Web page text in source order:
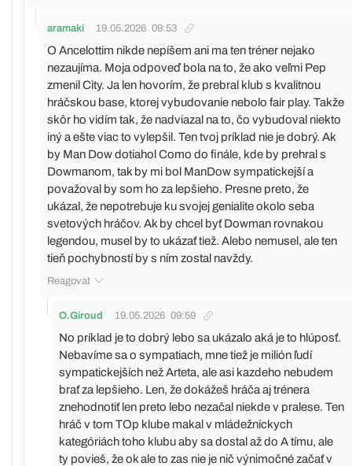
aramaki 19.05.2026 09:53
O Ancelottim nikde nepíšem ani ma ten tréner nejako
nezaujíma. Moja odpoveď bola na to, že ako veľmi Pep
zmenil City. Ja len hovorím, že prebral klub s kvalitnou
hráčskou base, ktorej vybudovanie nebolo fair play. Takže
skôr ho vidím tak, že nadviazal na to, čo vybudoval niekto
iný a ešte viac to vylepšil. Ten tvoj príklad nie je dobrý. Ak
by Man Dow dotiahol Como do finále, kde by prehral s
Dowmanom, tak by mi bol ManDow sympatickejší a
považoval by som ho za lepšieho. Presne preto, že
ukázal, že nepotrebuje ku svojej genialite okolo seba
svetových hráčov. Ak by chcel byť Dowman rovnakou
legendou, musel by to ukázať tiež. Alebo nemusel, ale ten
tieň pochybností by s ním zostal navždy.
Reagovat
O.Giroud 19.05.2026 09:59
No príklad je to dobrý lebo sa ukázalo aká je to hlúposť.
Nebavíme sa o sympatiach, mne tiež je milión ľudí
sympatickejších než Arteta, ale asi kazdeho nebudem
brať za lepšieho. Len, že dokážeš hráča aj trénera
znehodnotiť len preto lebo nezačal niekde v pralese. Ten
hráč v tom TOp klube makal v mládežníckych
kategóriách toho klubu aby sa dostal až do A tímu, ale
ty povieš, že ok ale to zas nie je nič výnimočné začať v